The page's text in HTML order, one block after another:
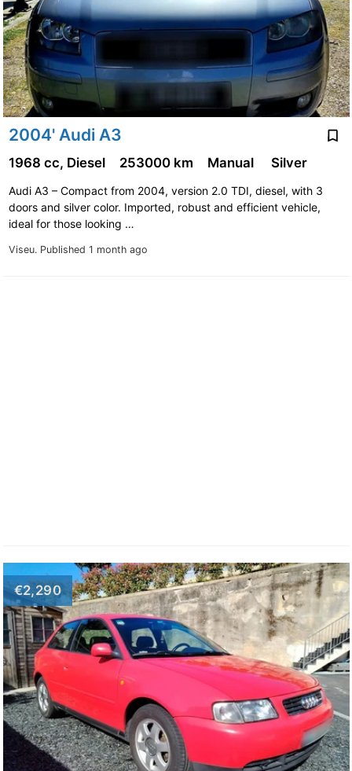
2004' Audi A3
Viseu. Published 1 month ago
1968 cc, Diesel 253000 km Manual Silver
Audi A3 – Compact from 2004, version 2.0 TDI, diesel, with 3
doors and silver color. Imported, robust and efficient vehicle,
ideal for those looking …
€2,290